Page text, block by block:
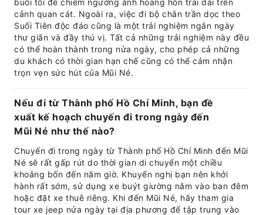
buổi tối để chiêm ngưỡng ánh hoàng hôn trải dài trên
cảnh quan cát. Ngoài ra, việc đi bộ chân trần dọc theo
Suối Tiên độc đáo cũng là một trải nghiệm ngắn ngày
thư giãn và đầy thú vị. Tất cả những trải nghiệm này đều
có thể hoàn thành trong nửa ngày, cho phép cả những
du khách có thời gian hạn chế cũng có thể cảm nhận
trọn vẹn sức hút của Mũi Né.
Nếu đi từ Thành phố Hồ Chí Minh, bạn đề
xuất kế hoạch chuyến đi trong ngày đến
Mũi Né như thế nào?
Chuyến đi trong ngày từ Thành phố Hồ Chí Minh đến Mũi
Né sẽ rất gấp rút do thời gian di chuyển một chiều
khoảng bốn đến năm giờ. Khuyến nghị bạn nên khởi
hành rất sớm, sử dụng xe buýt giường nằm vào ban đêm
hoặc đặt xe thuê riêng. Khi đến Mũi Né, hãy tham gia
tour xe jeep nửa ngày tại địa phương để tập trung vào